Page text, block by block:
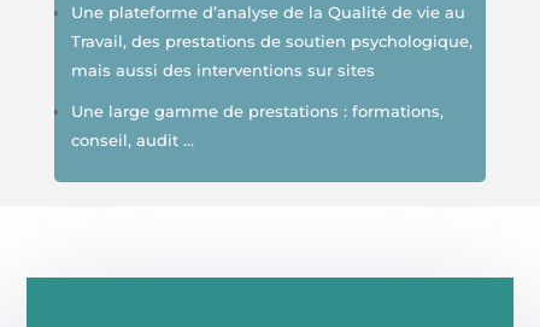
Une plateforme d’analyse de la Qualité de vie au
Travail, des prestations de soutien psychologique,
mais aussi des interventions sur sites
Une large gamme de prestations : formations,
conseil, audit …